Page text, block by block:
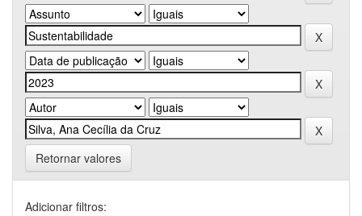
Retornar valores
Adicionar filtros: